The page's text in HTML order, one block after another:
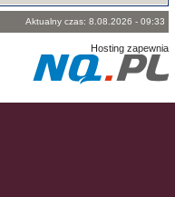
Aktualny czas: 8.08.2026 - 09:33
Hosting zapewnia